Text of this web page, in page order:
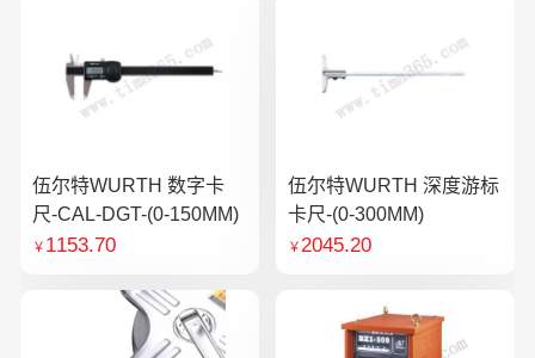
伍尔特WURTH 数字卡
尺-CAL-DGT-(0-150MM)
￥ 1153.70
伍尔特WURTH 深度游标
卡尺-(0-300MM)
￥2045.20